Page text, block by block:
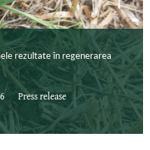
rezultate în regenerarea
Press release